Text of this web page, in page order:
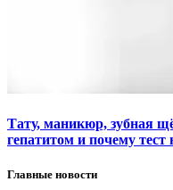
Тату, маникюр, зубная
гепатитом и почему тест
Главные новости